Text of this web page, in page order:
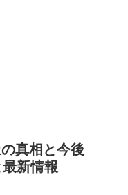
真相と今後
最新情報